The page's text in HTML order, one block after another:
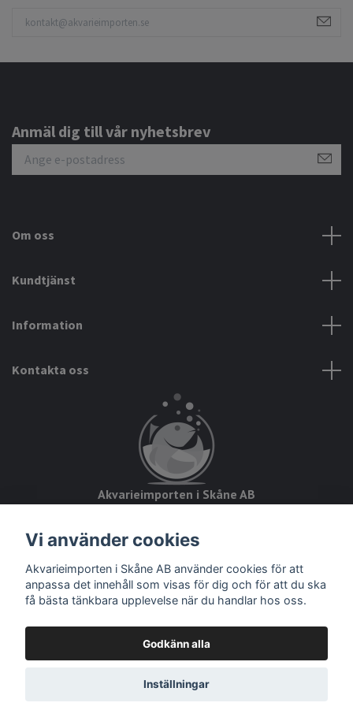
Anmäl dig till vår nyhetsbrev
Om oss
Kundtjänst
Information
Kontakta oss
Akvarieimporten i Skåne AB
28234 Tyringe
Org.nr: 559093-8832
© 2026 Akvarieimporten
Vi använder cookies
Akvarieimporten i Skåne AB använder cookies för att
anpassa det innehåll som visas för dig och för att du ska
få bästa tänkbara upplevelse när du handlar hos oss.
Godkänn alla
Inställningar